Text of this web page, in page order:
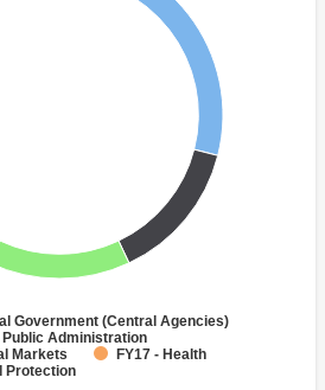
Government (Central Agencies)
Public Administration
Markets
FY17 - Health
Protection